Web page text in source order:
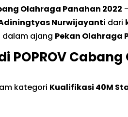
Olahraga Panahan 2022
Nurwijayanti dari
ajang Pekan Olahraga
POPROV
kategori Kualifikasi 40M